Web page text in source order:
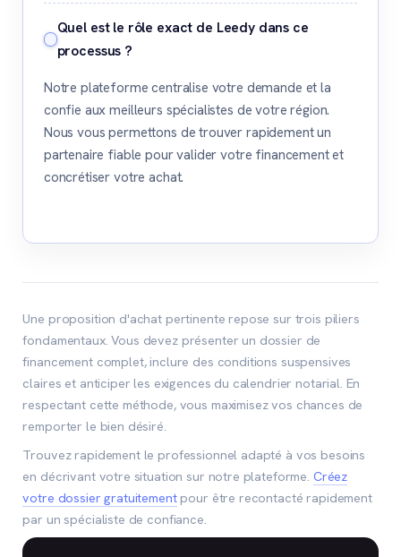
Quel est le rôle exact de Leedy dans ce
processus ?
Notre plateforme centralise votre demande et la
confie aux meilleurs spécialistes de votre région.
Nous vous permettons de trouver rapidement un
partenaire fiable pour valider votre financement et
concrétiser votre achat.
Une proposition d'achat pertinente repose sur trois piliers
fondamentaux. Vous devez présenter un dossier de
financement complet, inclure des conditions suspensives
claires et anticiper les exigences du calendrier notarial. En
respectant cette méthode, vous maximisez vos chances de
remporter le bien désiré.
Trouvez rapidement le professionnel adapté à vos besoins
en décrivant votre situation sur notre plateforme. Créez
votre dossier gratuitementpour être recontacté rapidement
par un spécialiste de confiance.